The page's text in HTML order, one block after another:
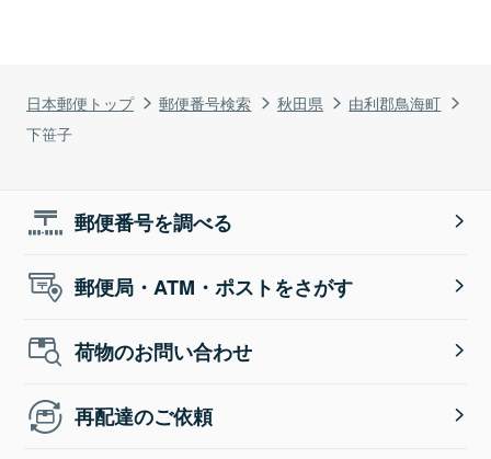
日本郵便トップ 郵便番号検索 秋田県
由利郡鳥海町
下笹子
郵便番号を調べる
郵便局・ATM・ポストをさがす
荷物のお問い合わせ
再配達のご依頼